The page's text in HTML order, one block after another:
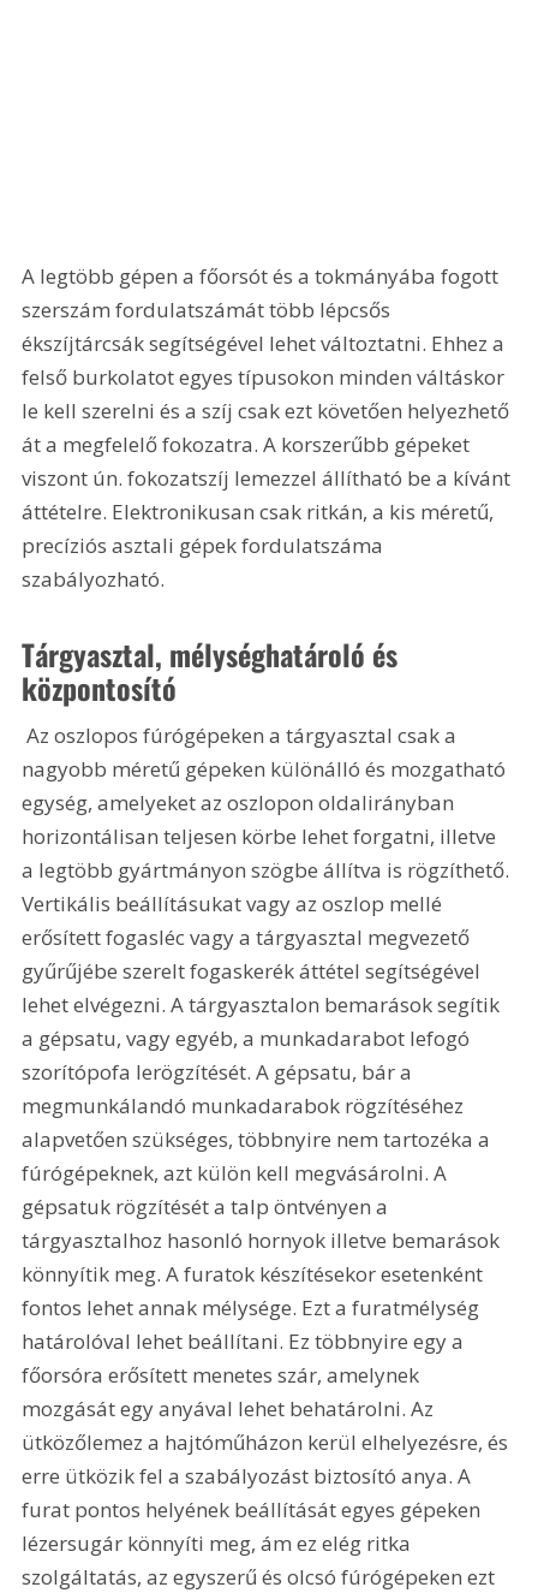
A legtöbb gépen a főorsót és a tokmányába fogott
szerszám fordulatszámát több lépcsős
ékszíjtárcsák segítségével lehet változtatni. Ehhez a
felső burkolatot egyes típusokon minden váltáskor
le kell szerelni és a szíj csak ezt követően helyezhető
át a megfelelő fokozatra. A korszerűbb gépeket
viszont ún. fokozatszíj lemezzel állítható be a kívánt
áttételre. Elektronikusan csak ritkán, a kis méretű,
precíziós asztali gépek fordulatszáma
szabályozható.
Tárgyasztal, mélységhatároló és
központosító
Az oszlopos fúrógépeken a tárgyasztal csak a
nagyobb méretű gépeken különálló és mozgatható
egység, amelyeket az oszlopon oldalirányban
horizontálisan teljesen körbe lehet forgatni, illetve
a legtöbb gyártmányon szögbe állítva is rögzíthető.
Vertikális beállításukat vagy az oszlop mellé
erősített fogasléc vagy a tárgyasztal megvezető
gyűrűjébe szerelt fogaskerék áttétel segítségével
lehet elvégezni. A tárgyasztalon bemarások segítik
a gépsatu, vagy egyéb, a munkadarabot lefogó
szorítópofa lerögzítését. A gépsatu, bár a
megmunkálandó munkadarabok rögzítéséhez
alapvetően szükséges, többnyire nem tartozéka a
fúrógépeknek, azt külön kell megvásárolni. A
gépsatuk rögzítését a talp öntvényen a
tárgyasztalhoz hasonló hornyok illetve bemarások
könnyítik meg. A furatok készítésekor esetenként
fontos lehet annak mélysége. Ezt a furatmélység
határolóval lehet beállítani. Ez többnyire egy a
főorsóra erősített menetes szár, amelynek
mozgását egy anyával lehet behatárolni. Az
ütközőlemez a hajtóműházon kerül elhelyezésre, és
erre ütközik fel a szabályozást biztosító anya. A
furat pontos helyének beállítását egyes gépeken
lézersugár könnyíti meg, ám ez elég ritka
szolgáltatás, az egyszerű és olcsó fúrógépeken ezt